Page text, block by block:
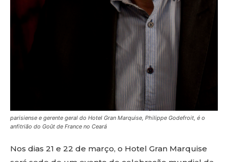
parisiense e gerente geral do Hotel Gran Marquise, Philippe Godefroit, é o
anfitrião do Goût de France no Ceará
Nos dias 21 e 22 de março, o Hotel Gran Marquise